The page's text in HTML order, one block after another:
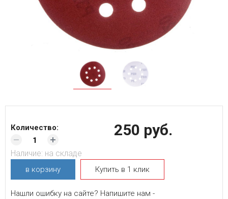
250 руб.
Количество:
Наличие: на складе
в корзину Купить в 1 клик
Нашли ошибку на сайте? Напишите нам -